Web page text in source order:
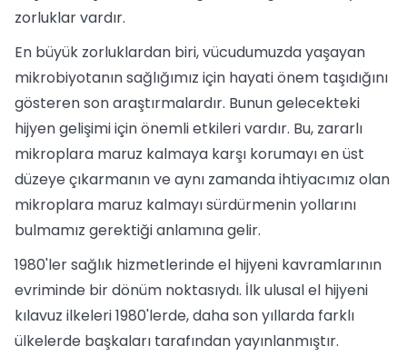
zorluklar vardır.
En büyük zorluklardan biri, vücudumuzda yaşayan
mikrobiyotanın sağlığımız için hayati önem taşıdığını
gösteren son araştırmalardır. Bunun gelecekteki
hijyen gelişimi için önemli etkileri vardır. Bu, zararlı
mikroplara maruz kalmaya karşı korumayı en üst
düzeye çıkarmanın ve aynı zamanda ihtiyacımız olan
mikroplara maruz kalmayı sürdürmenin yollarını
bulmamız gerektiği anlamına gelir.
1980'ler sağlık hizmetlerinde el hijyeni kavramlarının
evriminde bir dönüm noktasıydı. İlk ulusal el hijyeni
kılavuz ilkeleri 1980'lerde, daha son yıllarda farklı
ülkelerde başkaları tarafından yayınlanmıştır.